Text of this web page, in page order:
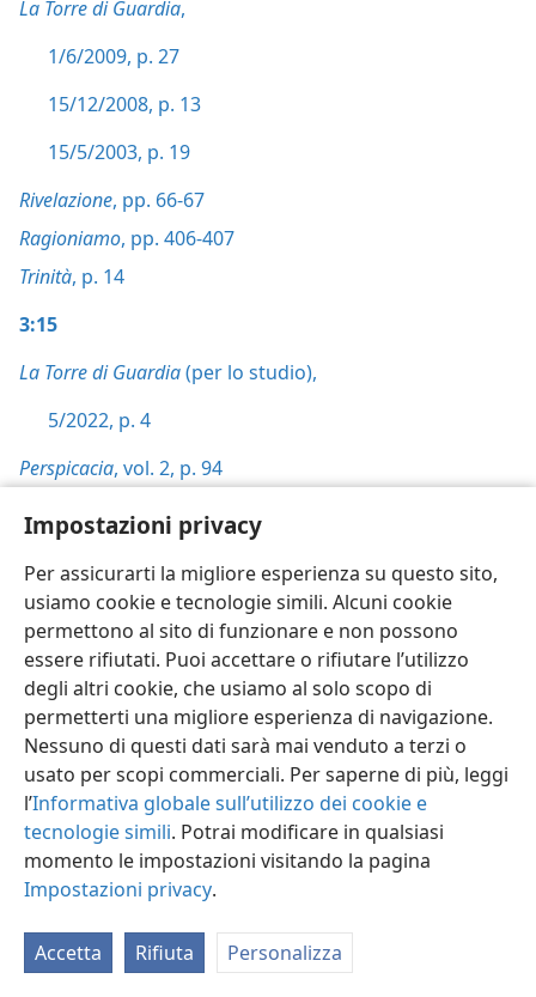
Impostazioni privacy
Per assicurarti la migliore esperienza su questo sito,
usiamo cookie e tecnologie simili. Alcuni cookie
permettono al sito di funzionare e non possono
essere rifiutati. Puoi accettare o rifiutare l’utilizzo
degli altri cookie, che usiamo al solo scopo di
permetterti una migliore esperienza di navigazione.
Nessuno di questi dati sarà mai venduto a terzi o
usato per scopi commerciali. Per saperne di più, leggi
l’Informativa globale sull’utilizzo dei cookie e
tecnologie simili. Potrai modificare in qualsiasi
momento le impostazioni visitando la pagina
Impostazioni privacy.
Accetta Rifiuta Personalizza
La Torre di Guardia,
1/6/2009, p. 27
15/12/2008, p. 13
15/5/2003, p. 19
Rivelazione, pp. 66-67
Ragioniamo, pp. 406-407
Trinità, p. 14
3:15
La Torre di Guardia(per lo studio),
5/2022, p. 4
Perspicacia, vol. 2, p. 94
La Torre di Guardia,
15/5/2003, p. 19
1/4/1989, p. 13
3:16
La Torre di Guardia(per lo studio),
5/2022, p. 4
Perspicacia, vol. 2, p. 94
Rivelazione , pp. 66-67
La Torre di Guardia
15/5/2003, p. 19